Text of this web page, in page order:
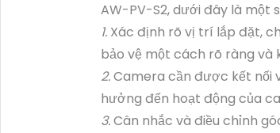
AW-PV-S2, dưới đây là một
1. Xác định rõ vị trí lắp đặt,
bảo vệ một cách rõ ràng và
2.Camera cần được kết nối
hưởng đến hoạt động của
3.Cân nhắc và điều chỉnh